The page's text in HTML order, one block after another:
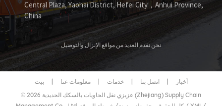
Central Plaza, Yaohai District, Hefei City，Anhui Province,
China
نحن نقدم العديد من مواقع الإنزال والتوصيل
بيت معلومات عنا خدمات اتصل بنا
أخبار
© 2026 عزيزي نقل الحاويات بالسكك الحديدية (Zhejiang) Supply Chain